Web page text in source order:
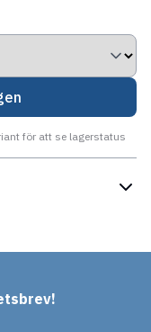
för att se lagerstatus